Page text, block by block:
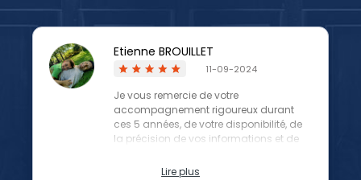
Etienne BROUILLET
11-09-2024
Je vous remercie de votre
accompagnement rigoureux durant
ces 5 années, de votre disponibilité, de
la précision de vos informations et de
Lire plus